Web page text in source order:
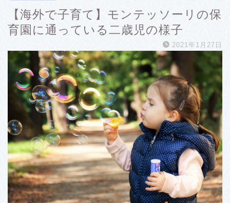
【海外で子育て】モンテッソーリの保
育園に通っている二歳児の様子
2021年1月27日